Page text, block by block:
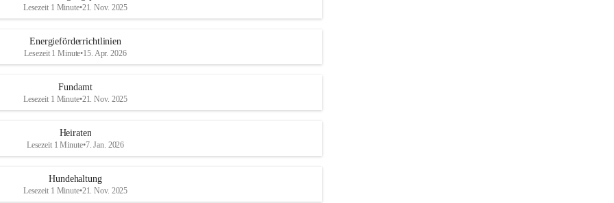
Lesezeit 1 Minute•21. Nov. 2025
Energieförderrichtlinien
Lesezeit 1 Minute•15. Apr. 2026
Fundamt
Lesezeit 1 Minute•21. Nov. 2025
Heiraten
Lesezeit 1 Minute•7. Jan. 2026
Hundehaltung
Lesezeit 1 Minute•21. Nov. 2025